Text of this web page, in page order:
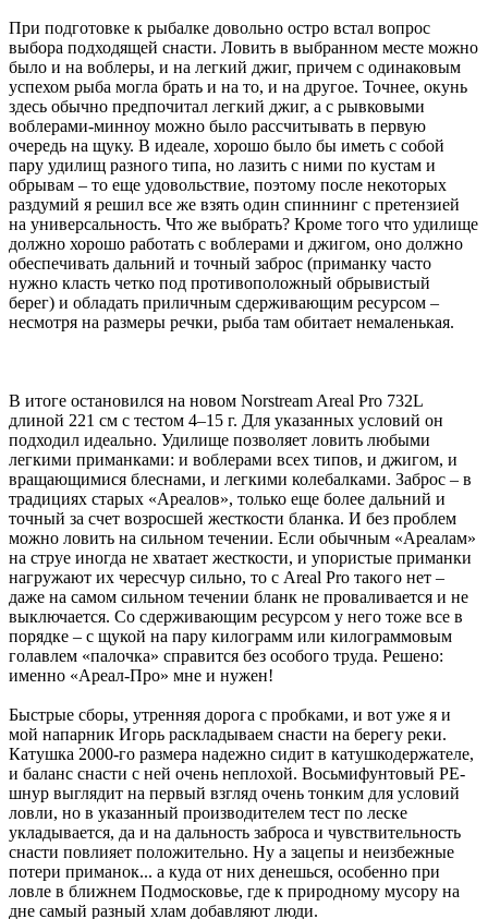
При подготовке к рыбалке довольно остро встал вопрос
выбора подходящей снасти. Ловить в выбранном месте можно
было и на воблеры, и на легкий джиг, причем с одинаковым
успехом рыба могла брать и на то, и на другое. Точнее, окунь
здесь обычно предпочитал легкий джиг, а с рывковыми
воблерами-минноу можно было рассчитывать в первую
очередь на щуку. В идеале, хорошо было бы иметь с собой
пару удилищ разного типа, но лазить с ними по кустам и
обрывам – то еще удовольствие, поэтому после некоторых
раздумий я решил все же взять один спиннинг с претензией
на универсальность. Что же выбрать? Кроме того что удилище
должно хорошо работать с воблерами и джигом, оно должно
обеспечивать дальний и точный заброс (приманку часто
нужно класть четко под противоположный обрывистый
берег) и обладать приличным сдерживающим ресурсом –
несмотря на размеры речки, рыба там обитает немаленькая.
В итоге остановился на новом Norstream Areal Pro 732L
длиной 221 см с тестом 4–15 г. Для указанных условий он
подходил идеально. Удилище позволяет ловить любыми
легкими приманками: и воблерами всех типов, и джигом, и
вращающимися блеснами, и легкими колебалками. Заброс – в
традициях старых «Ареалов», только еще более дальний и
точный за счет возросшей жесткости бланка. И без проблем
можно ловить на сильном течении. Если обычным «Ареалам»
на струе иногда не хватает жесткости, и упористые приманки
нагружают их чересчур сильно, то с Areal Pro такого нет –
даже на самом сильном течении бланк не проваливается и не
выключается. Со сдерживающим ресурсом у него тоже все в
порядке – с щукой на пару килограмм или килограммовым
голавлем «палочка» справится без особого труда. Решено:
именно «Ареал-Про» мне и нужен!
Быстрые сборы, утренняя дорога с пробками, и вот уже я и
мой напарник Игорь раскладываем снасти на берегу реки.
Катушка 2000-го размера надежно сидит в катушкодержателе,
и баланс снасти с ней очень неплохой. Восьмифунтовый PE-
шнур выглядит на первый взгляд очень тонким для условий
ловли, но в указанный производителем тест по леске
укладывается, да и на дальность заброса и чувствительность
снасти повлияет положительно. Ну а зацепы и неизбежные
потери приманок... а куда от них денешься, особенно при
ловле в ближнем Подмосковье, где к природному мусору на
дне самый разный хлам добавляют люди.